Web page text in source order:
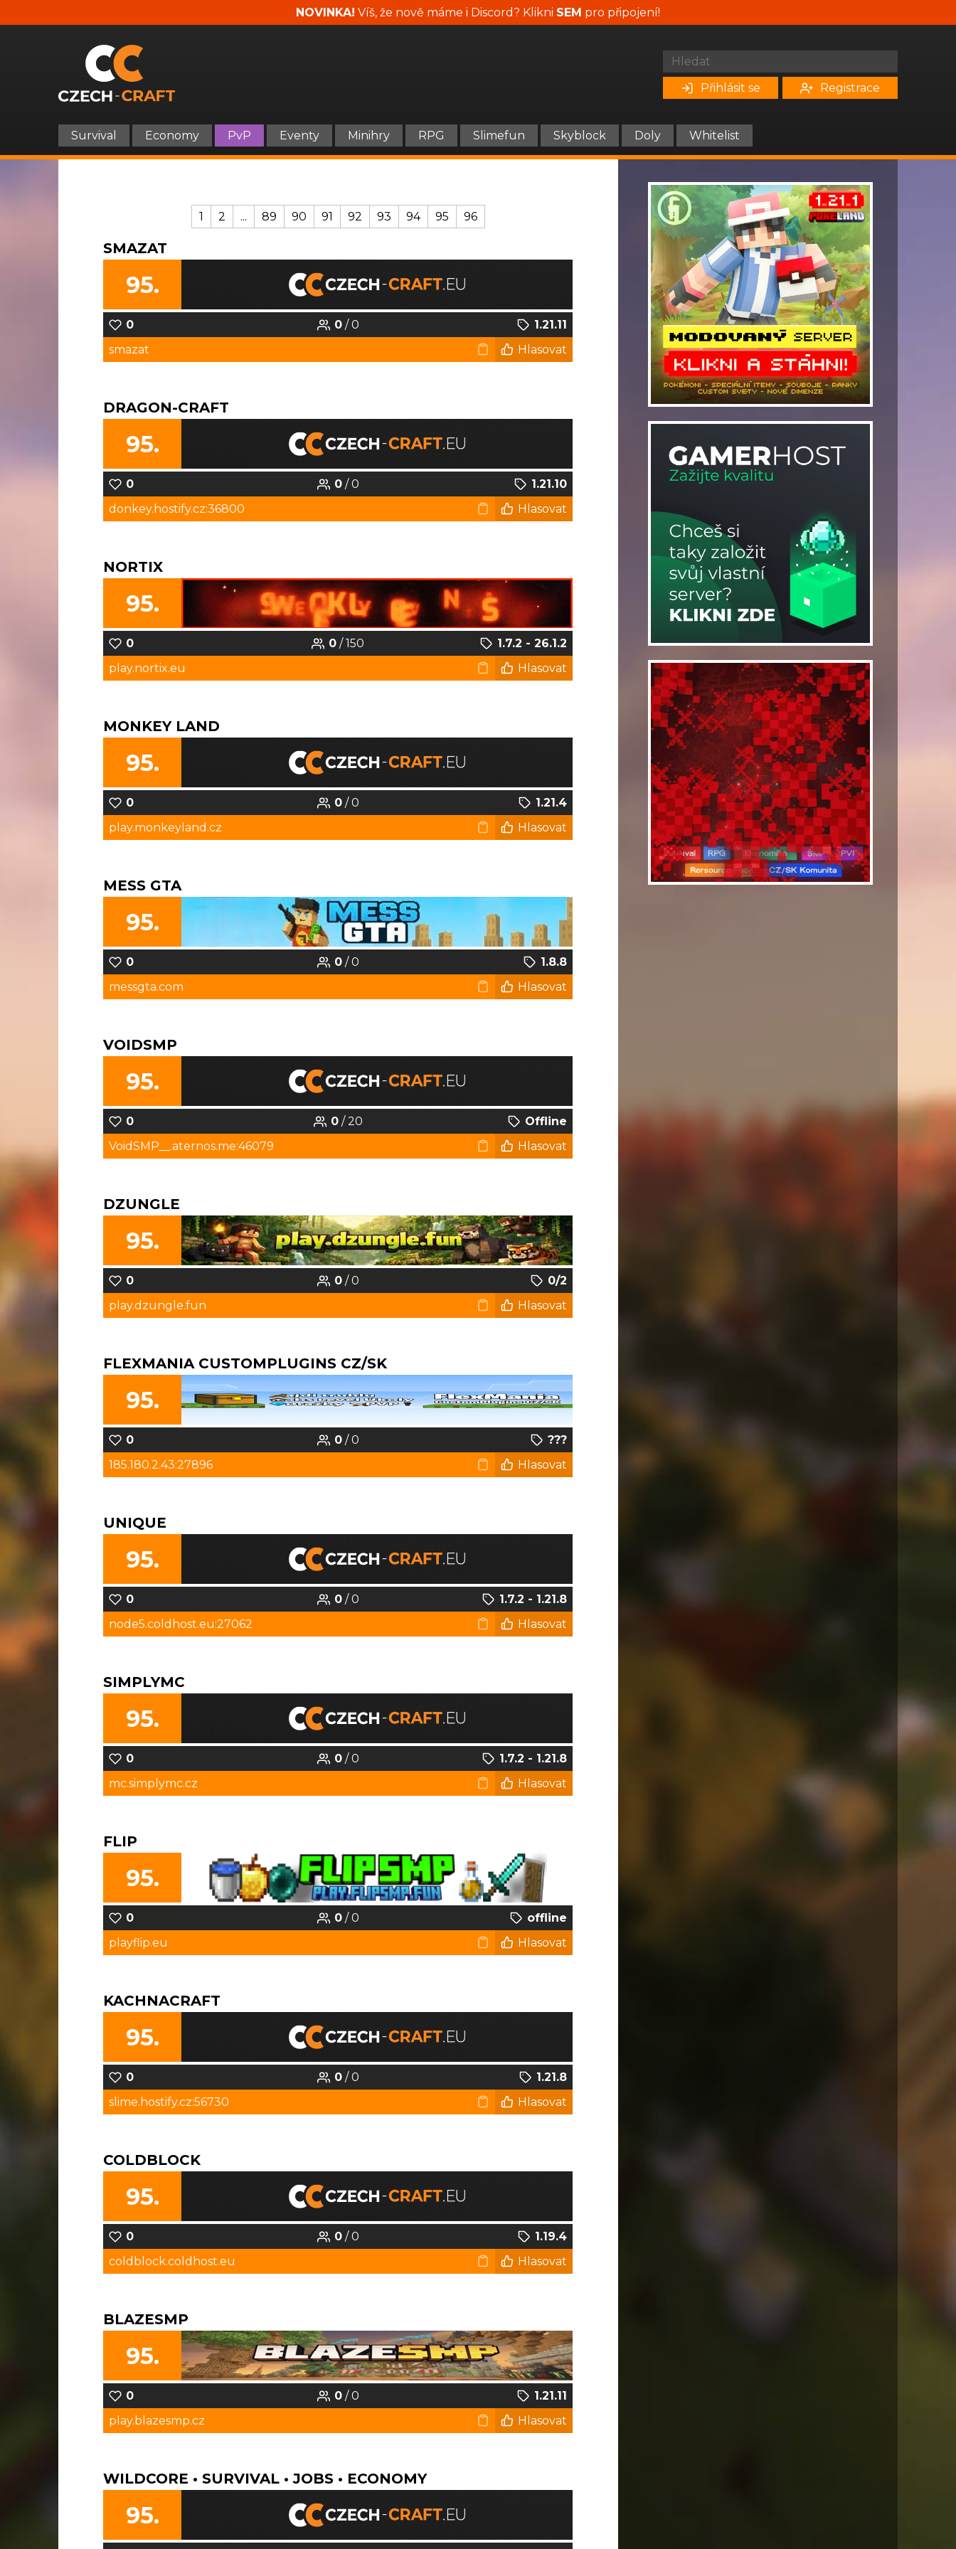
NOVINKA! Víš, že nově máme i Discord? Klikni SEM pro připojení!
Přihlásit se Registrace
Survival Economy PvP Eventy Minihry RPG Slimefun Skyblock Doly Whitelist
1 2 ... 89 90 91 92 93 94 95 96
SMAZAT
95.
0 0/ 0
1.21.11
smazat
Hlasovat
DRAGON-CRAFT
95.
0 0/ 0
1.21.10
donkey.hostify.cz:36800
Hlasovat
NORTIX
95.
0 0 / 150
1.7.2 - 26.1.2
play.nortix.eu
Hlasovat
MONKEY LAND
95.
0 0/ 0
1.21.4
play.monkeyland.cz
Hlasovat
MESS GTA
95.
0 0/ 0
1.8.8
messgta.com
Hlasovat
VOIDSMP
95.
0 0/ 20
Offline
VoidSMP__.aternos.me:46079
Hlasovat
DZUNGLE
95.
0 0/ 0
0/2
play.dzungle.fun
Hlasovat
FLEXMANIA CUSTOMPLUGINS CZ/SK
95.
0 0/ 0
???
185.180.2.43:27896
Hlasovat
UNIQUE
95.
0 0/ 0
1.7.2 - 1.21.8
node5.coldhost.eu:27062
Hlasovat
SIMPLYMC
95.
0 0/ 0
1.7.2 - 1.21.8
mc.simplymc.cz
Hlasovat
FLIP
95.
0 0/ 0
offline
playflip.eu
Hlasovat
KACHNACRAFT
95.
0 0/ 0
1.21.8
slime.hostify.cz:56730
Hlasovat
COLDBLOCK
95.
0 0/ 0
1.19.4
coldblock.coldhost.eu
Hlasovat
BLAZESMP
95.
0 0/ 0
1.21.11
play.blazesmp.cz
Hlasovat
WILDCORE • SURVIVAL • JOBS • ECONOMY
95.